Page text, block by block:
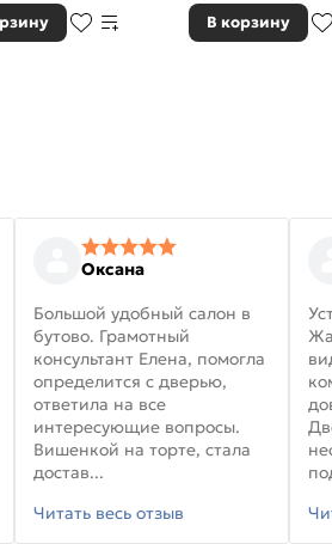
В корзину
Оксана
Большой удобный салон в
бутово. Грамотный
консультант Елена, помогла
определится с дверью,
ответила на все
интересующие вопросы.
Вишенкой на торте, стала
достав...
Читать весь отзыв